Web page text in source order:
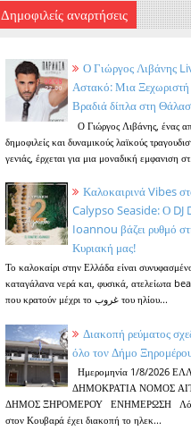
Δημοφιλείς αναρτήσεις
Ο Γιώργος Λιβάνης
Αστακό: Μια
Βραδιά δίπλα στη
Ο Γιώργος Λιβάνης, ένας
δημοφιλείς και δυναμικούς λαϊκούς
γενιάς, έρχεται για μια μοναδική εμφανιση
Καλοκαιρινά Vibes
Calypso Seaside: Ο DJ
Ioannou βάζει ρυθμό
Κυριακή μας!
Το καλοκαίρι στην Ελλάδα είναι
καταγάλανα νερά και, φυσικά, ατελείωτα
που κρατούν μέχρι το غروب του ηλίου...
Διακοπή ρεύματος
όλο τον Δήμο
Ημερομηνία 1/8/2026
ΔΗΜΟΚΡΑΤΙΑ ΝΟΜΟΣ
ΔΗΜΟΣ ΞΗΡΟΜΕΡΟΥ ΕΝΗΜΕΡΩΣΗ
στον Κουβαρά έχει διακοπή το ηλεκ...